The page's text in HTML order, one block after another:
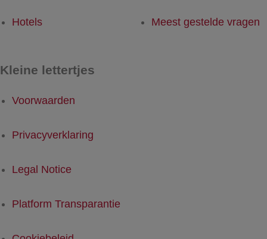
Hotels Meest gestelde vragen
Kleine lettertjes
Voorwaarden
Privacyverklaring
Legal Notice
Platform Transparantie